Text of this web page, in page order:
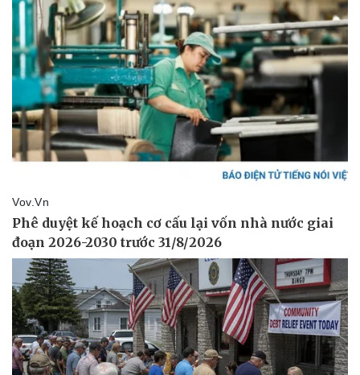
Sức khỏe
Dinh dưỡng - món ngon
Cây thuốc
Sản phụ khoa
Nhi khoa
Đời sống
Nhà đẹp
Blog
Tình yêu - Gia đình